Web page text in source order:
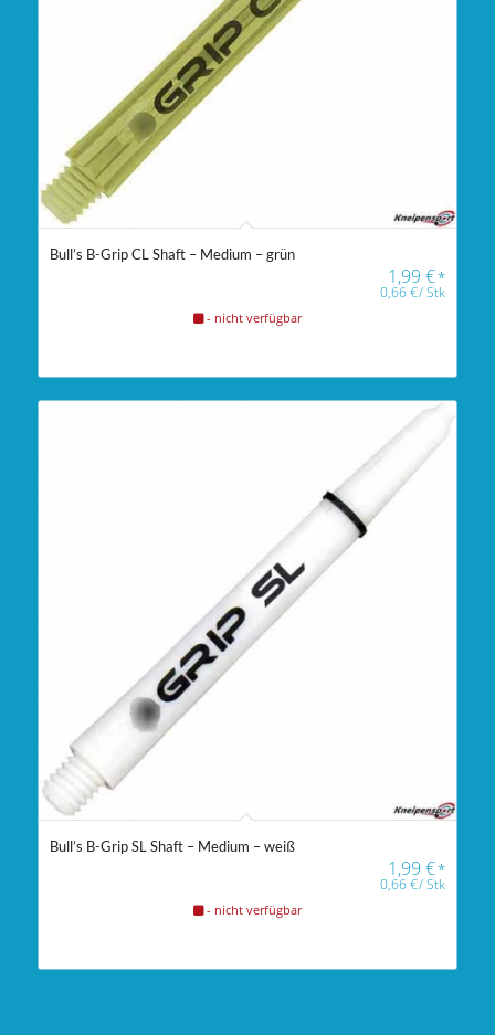
Bull’s B-Grip CL Shaft – Medium – grün
1,99€*
0,66€/Stk
- nicht verfügbar
Bull’s B-Grip SL Shaft – Medium – weiß
1,99€*
0,66€/Stk
- nicht verfügbar